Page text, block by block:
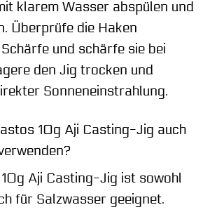
klarem Wasser abspülen und
Überprüfe die Haken
und schärfe sie bei
den Jig trocken und
Sonneneinstrahlung.
10g Aji Casting-Jig auch
Aji Casting-Jig ist sowohl
für Salzwasser geeignet.